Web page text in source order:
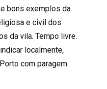
bons exemplos da
e civil dos
da vila. Tempo livre.
localmente,
com paragem